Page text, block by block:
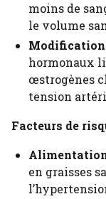
moins de
le volume
hormonaux
œstrogènes
tension
Facteurs de
en graisses